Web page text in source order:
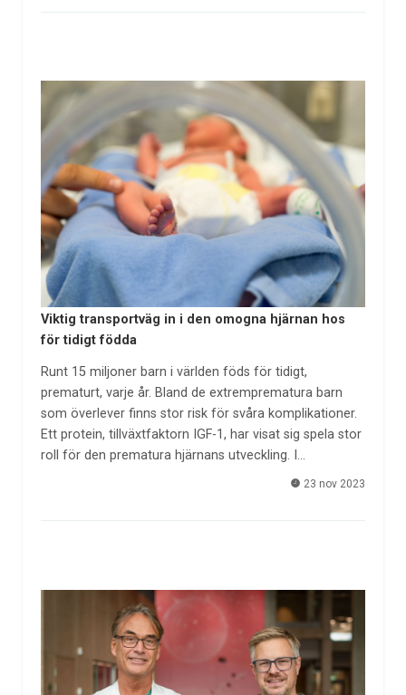
Viktig transportväg in i den omogna hjärnan hos
för tidigt födda
Runt 15 miljoner barn i världen föds för tidigt,
prematurt, varje år. Bland de extremprematura barn
som överlever finns stor risk för svåra komplikationer.
Ett protein, tillväxtfaktorn IGF-1, har visat sig spela stor
roll för den prematura hjärnans utveckling. I…
23 nov 2023